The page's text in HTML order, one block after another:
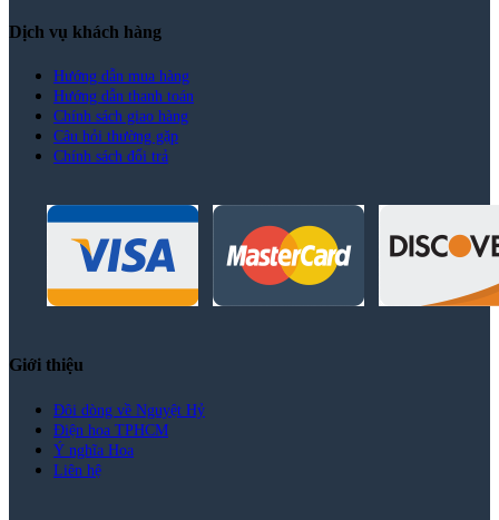
Dịch vụ khách hàng
Hướng dẫn mua hàng
Hướng dẫn thanh toán
Chính sách giao hàng
Câu hỏi thường gặp
Chính sách đổi trả
Giới thiệu
Đôi dòng về Nguyệt Hỷ
Điện hoa TPHCM
Ý nghĩa Hoa
Liên hệ